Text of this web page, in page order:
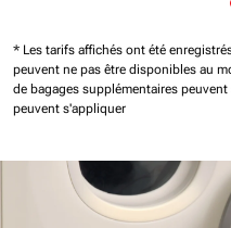
* Les tarifs affichés ont été
peuvent ne pas être disponibles au
de bagages supplémentaires
peuvent s'appliquer